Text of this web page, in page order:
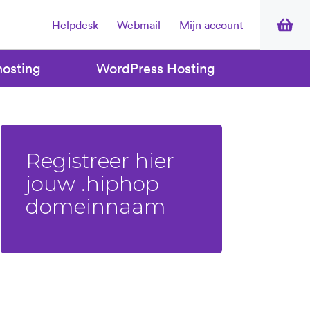
Helpdesk Webmail Mijn account
WordPress Hosting
Registreer hier
jouw .hiphop
domeinnaam